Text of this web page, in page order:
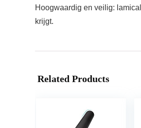
Hoogwaardig en veilig:
krijgt.
Related Products